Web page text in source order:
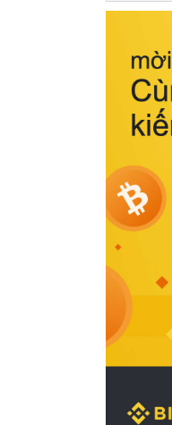
tế